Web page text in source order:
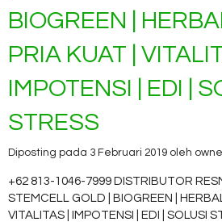
BIOGREEN |
PRIA KUAT |
IMPOTENSI | EDI |
STRESS
Diposting pada 3 Februari 2019 oleh
+62 813-1046-7999 DISTRIBUTOR
STEMCELL GOLD | BIOGREEN |
VITALITAS | IMPOTENSI | EDI | SOLUSI